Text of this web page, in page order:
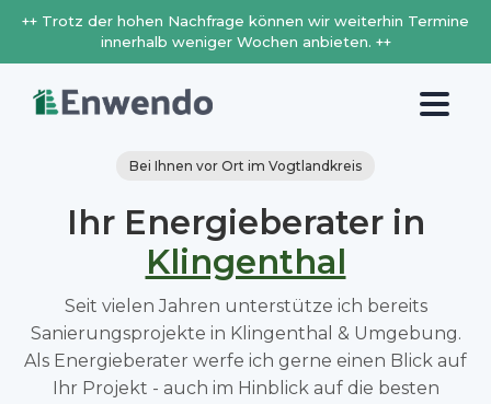
++ Trotz der hohen Nachfrage können wir weiterhin Termine
innerhalb weniger Wochen anbieten. ++
Bei Ihnen vor Ort im Vogtlandkreis
Ihr Energieberater in
Klingenthal
Seit vielen Jahren unterstütze ich bereits
Sanierungsprojekte in Klingenthal & Umgebung.
Als Energieberater werfe ich gerne einen Blick auf
Ihr Projekt - auch im Hinblick auf die besten